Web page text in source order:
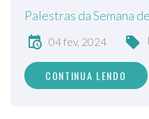
Palestras da Semana
04 fev, 2024
CONTINUA LENDO